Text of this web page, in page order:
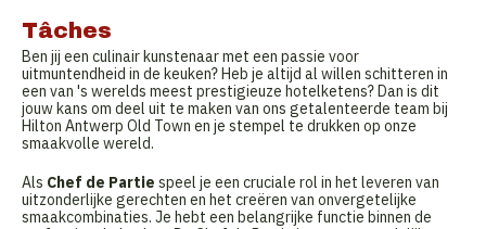
Tâches
Ben jij een culinair kunstenaar met een passie voor
uitmuntendheid in de keuken? Heb je altijd al willen schitteren in
een van 's werelds meest prestigieuze hotelketens? Dan is dit
jouw kans om deel uit te maken van ons getalenteerde team bij
Hilton Antwerp Old Town en je stempel te drukken op onze
smaakvolle wereld.
Als Chef de Partie speel je een cruciale rol in het leveren van
uitzonderlijke gerechten en het creëren van onvergetelijke
smaakcombinaties. Je hebt een belangrijke functie binnen de